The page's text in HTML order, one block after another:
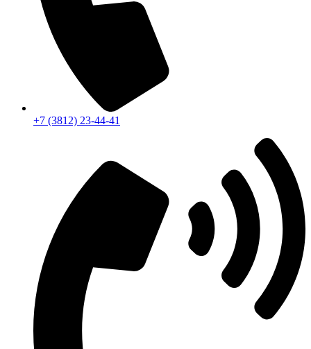
+7 (3812) 23-44-41